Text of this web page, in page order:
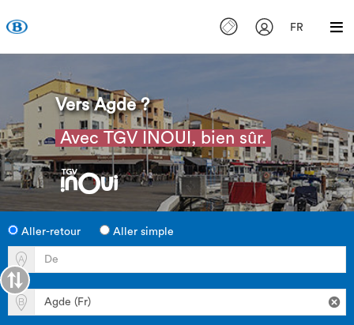
FR
Vers Agde ?
Avec TGV INOUI, bien sûr.
Aller-retour Aller simple